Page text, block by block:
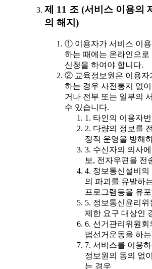
제 11 조 (서비스 이용의
의 해지)
① 이용자가 서비스 이
하는 때에는 온라인으로
신청을 하여야 합니다.
② 교육정보원은 이용자
하는 경우 사전통지 없
거나 전부 또는 일부의
수 있습니다.
1. 타인의 이용자
2. 다량의 정보를
정적 운영을 방해
3. 수신자의 의사
보, 전자우편을 전
4. 정보통신설비
의 파괴를 유발하
프로그램등을 유
5. 정보통신윤리
제한 요구 대상인
6. 선거관리위원
법선거운동을 하
7. 서비스를 이용
정보원의 동의 없
는 경우